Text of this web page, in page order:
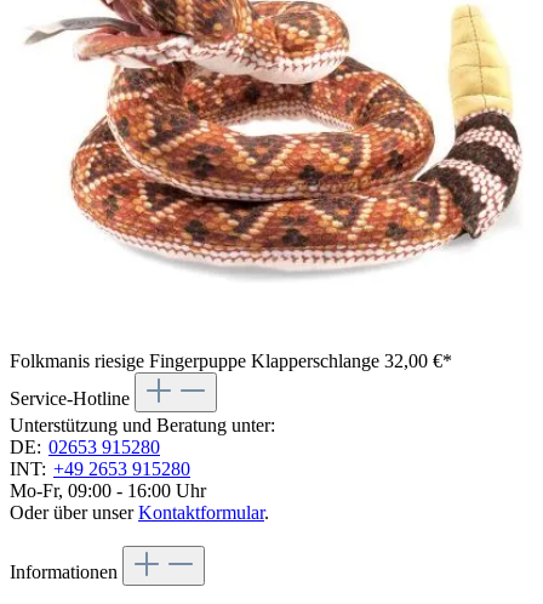
Folkmanis riesige Fingerpuppe Klapperschlange 32,00 €*
Service-Hotline
Unterstützung und Beratung unter:
DE: 02653 915280
INT: +49 2653 915280
Mo-Fr, 09:00 - 16:00 Uhr
Oder über unserKontaktformular.
Informationen